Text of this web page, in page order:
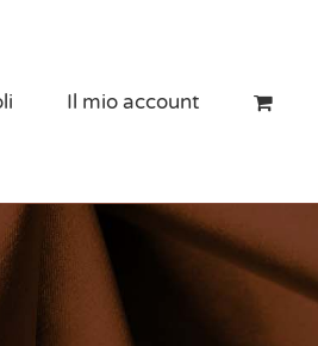
Il mio account